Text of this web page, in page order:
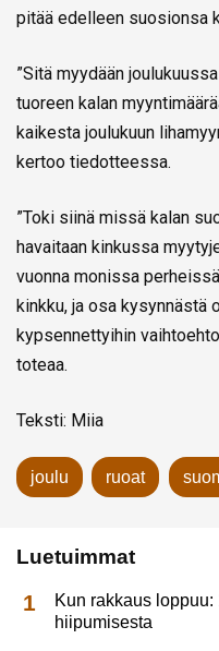
pitää edelleen suosionsa
”Sitä myydään
tuoreen kalan
kaikesta joulukuun
kertoo tiedotteessa.
”Toki siinä missä kalan
havaitaan kinkussa
vuonna monissa
kinkku, ja osa kysynnästä
kypsennettyihin
toteaa.
Teksti: Miia
joulu ruoat
Luetuimmat
Kun rakkaus
hiipumisesta